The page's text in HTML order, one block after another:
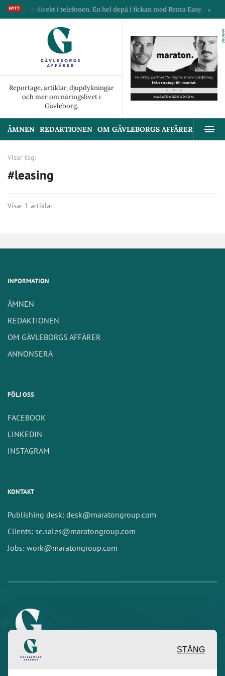
direkt i telefonen. En hel depå i fickan med Renta Easy.
Reportage, artiklar, djupdykningar
och mer om näringslivet i
Gävleborg.
ANNONS
ÄMNEN REDAKTIONEN OM GÄVLEBORGS AFFÄRER
Visar tag:
#leasing
Visar 1 artiklar
INFORMATION
ÄMNEN
REDAKTIONEN
OM GÄVLEBORGS AFFÄRER
ANNONSERA
FÖLJ OSS
FACEBOOK
LINKEDIN
INSTAGRAM
KONTAKT
Publishing desk: desk@maratongroup.com
Clients: se.sales@maratongroup.com
Jobs: work@maratongroup.com
STÄNG